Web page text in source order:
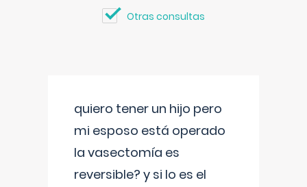
Otras consultas
quiero tener un hijo pero
mi esposo está operado
la vasectomía es
reversible? y si lo es el